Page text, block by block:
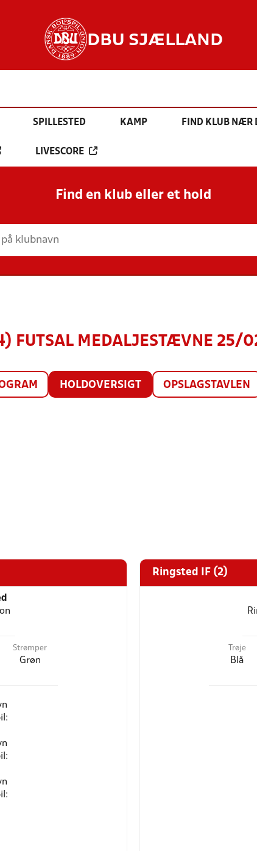
DBU SJÆLLAND
SPILLESTED KAMP FIND KLUB NÆR
LIVESCORE
Find en klub eller et hold
FUTSAL MEDALJESTÆVNE
HOLDOVERSIGT OPSLAGSTAVLEN
Strømper
Grøn
Ringsted IF (2)
Trøje
Blå